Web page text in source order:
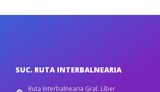
SUC. RUTA INTERBALNEARIA
Ruta Interbalnearia Gral. Líber